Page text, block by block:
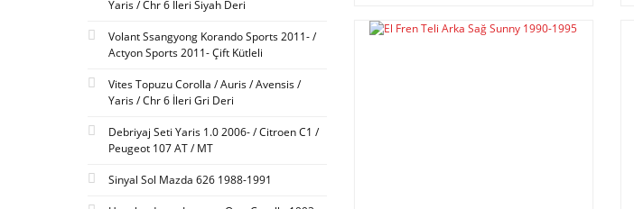
Yaris / Chr 6 İleri Siyah Deri
Volant Ssangyong Korando Sports 2011- /
Actyon Sports 2011- Çift Kütleli
Vites Topuzu Corolla / Auris / Avensis /
Yaris / Chr 6 İleri Gri Deri
Debriyaj Seti Yaris 1.0 2006- / Citroen C1 /
Peugeot 107 AT / MT
Sinyal Sol Mazda 626 1988-1991